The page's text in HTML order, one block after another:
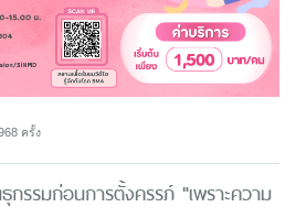
ครั้ง
รรมก่อนการตั้งครรภ์ "เพราะความ